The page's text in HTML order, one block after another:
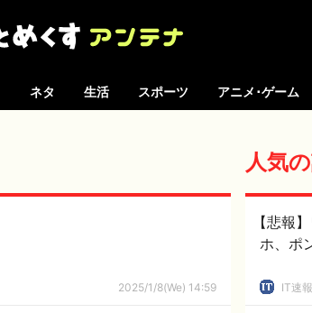
ネタ 生活 スポーツ アニメ･ゲーム
2025/1/8(We) 14:59
人気
【悲報
ホ、ポ
IT速報